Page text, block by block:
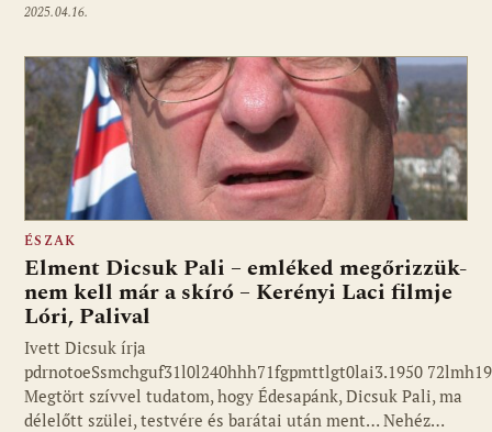
2025.04.16.
ÉSZAK
Elment Dicsuk Pali – emléked megőrizzük-
nem kell már a skíró – Kerényi Laci filmje
Lóri, Palival
Ivett Dicsuk írja
pdrnotoeSsmchguf31l0l240hhh71fgpmttlgt0lai3.1950
Megtört szívvel tudatom, hogy Édesapánk, Dicsuk Pali, ma
délelőtt szülei, testvére és barátai után ment… Nehéz…